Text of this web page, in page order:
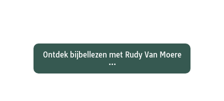
Ontdek bijbellezen met Rudy Van Moere
...